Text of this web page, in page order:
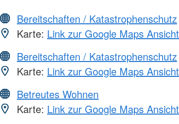
Bereitschaften / Katastrophenschutz
Karte: Link zur Google Maps Ansicht
Bereitschaften / Katastrophenschutz
Karte: Link zur Google Maps Ansicht
Betreutes Wohnen
Karte: Link zur Google Maps Ansicht